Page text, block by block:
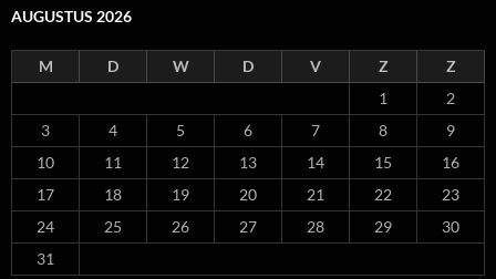
AUGUSTUS 2026
M D W D V Z
Z
1
2
3
4 5 6 7 8
9
10
11 12 13 14 15
16
17
18 19 20 21 22
23
24
25 26 27 28 29
30
31